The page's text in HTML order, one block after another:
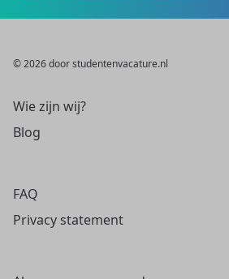
© 2026 door studentenvacature.nl
Wie zijn wij?
Blog
FAQ
Privacy statement